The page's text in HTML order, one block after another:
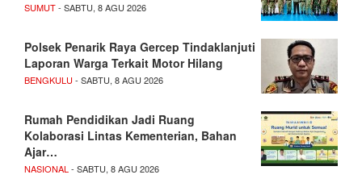
SUMUT- SABTU, 8 AGU 2026
Polsek Penarik Raya Gercep Tindaklanjuti
Laporan Warga Terkait Motor Hilang
BENGKULU - SABTU, 8 AGU 2026
Rumah Pendidikan Jadi Ruang
Kolaborasi Lintas Kementerian, Bahan
Ajar…
NASIONAL- SABTU, 8 AGU 2026